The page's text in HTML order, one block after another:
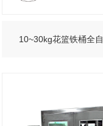
10~30kg花篮铁桶全